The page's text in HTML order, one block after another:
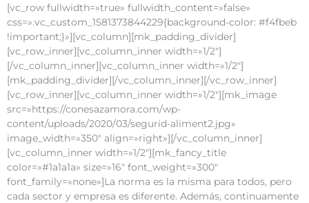
[vc_row fullwidth=»true» fullwidth_content=»false»
css=».vc_custom_1581373844229{background-color: #f4fbeb
!important;}»][vc_column][mk_padding_divider]
[vc_row_inner][vc_column_inner width=»1/2″]
[/vc_column_inner][vc_column_inner width=»1/2″]
[mk_padding_divider][/vc_column_inner][/vc_row_inner]
[vc_row_inner][vc_column_inner width=»1/2″][mk_image
src=»https://conesazamora.com/wp-
content/uploads/2020/03/segurid-aliment2.jpg»
image_width=»350″ align=»right»][/vc_column_inner]
[vc_column_inner width=»1/2″][mk_fancy_title
color=»#1a1a1a» size=»16″ font_weight=»300″
font_family=»none»]La norma es la misma para todos, pero
cada sector y empresa es diferente. Además, continuamente